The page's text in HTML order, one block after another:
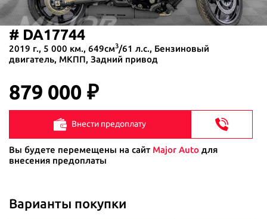
# DA17744
2019 г., 5 000 км., 649см3/61 л.с., Бензиновый
двигатель, МКПП, Задний привод
879 000
Внести предоплату
Вы будете перемещены на сайт Major Auto для
внесения предоплаты
Варианты покупки